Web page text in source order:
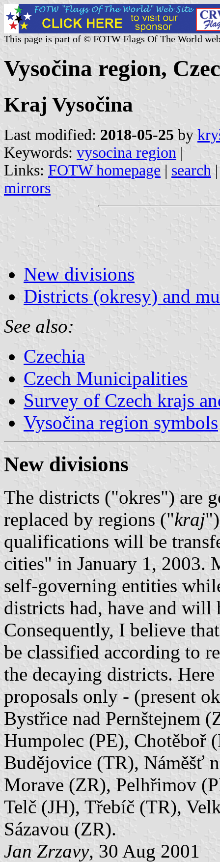
This page is part of © FOTW Flags Of The World
Vysočina region,
Kraj Vysočina
Last modified: 2018-05-25 by
Keywords: vysocina region |
Links: FOTW homepage | search
mirrors
New divisions
Districts (okresy) and
See also:
Czechia
Czech Municipalities
Survey of Czech krajs
Vysočina region symbols
New divisions
The districts ("okres") are
replaced by regions ("kraj
qualifications will be
cities" in January 1, 2003.
self-governing entities
districts had, have and
Consequently, I believe
be classified according to
the decaying districts.
proposals only - (present
Bystřice nad Pernštejnem
Humpolec (PE), Chotěboř
Budějovice (TR), Náměšť
Morave (ZR), Pelhřimov
Telč (JH), Třebíč (TR),
Sázavou (ZR).
Jan Zrzavy, 30 Aug 2001